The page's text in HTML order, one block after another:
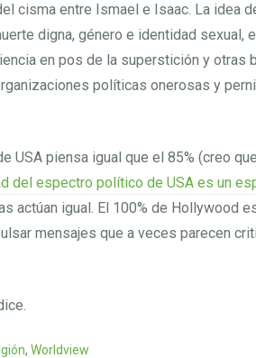
cisma entre Ismael e Isaac. La idea
digna, género e identidad sexual,
en pos de la superstición y otras
políticas onerosas y
USA piensa igual que el 85% (creo
del espectro político de USA es un
actúan igual. El 100% de Hollywood
mensajes que a veces parecen
, Worldview